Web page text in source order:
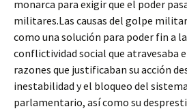
monarca para exigir que el poder
militares.Las causas del golpe
como una solución para poder fin a
conflictividad social que atravesaba
razones que justificaban su acción
inestabilidad y el bloqueo del
parlamentario, así como su